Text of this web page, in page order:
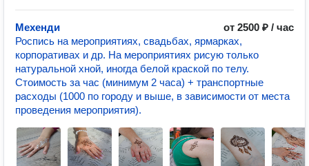
Мехенди
от 2500 ₽ / час
Роспись на мероприятиях, свадьбах, ярмарках,
корпоративах и др. На мероприятиях рисую только
натуральной хной, иногда белой краской по телу.
Стоимость за час (минимум 2 часа) + транспортные
расходы (1000 по городу и выше, в зависимости от места
проведения мероприятия).